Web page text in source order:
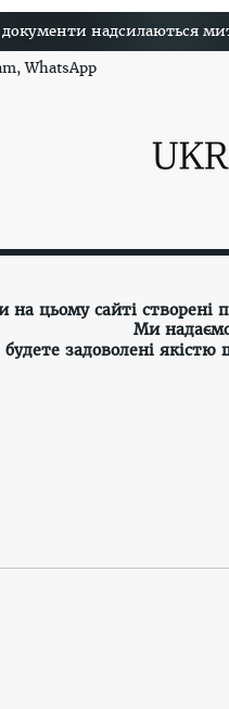
надсилаються
WhatsApp
на цьому сайті
Ми
задоволені